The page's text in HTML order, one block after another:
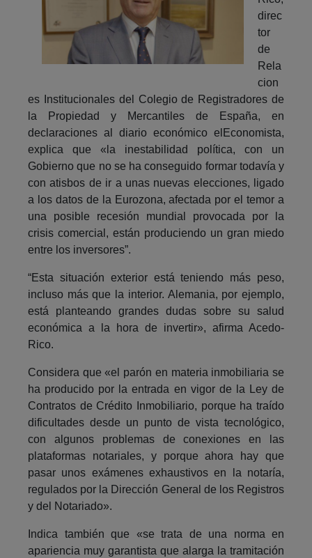
direc
tor
de
Rela
cion
es Institucionales del Colegio de Registradores de
la Propiedad y Mercantiles de España, en
declaraciones al diario económico elEconomista,
explica que «la inestabilidad política, con un
Gobierno que no se ha conseguido formar todavía y
con atisbos de ir a unas nuevas elecciones, ligado
a los datos de la Eurozona, afectada por el temor a
una posible recesión mundial provocada por la
crisis comercial, están produciendo un gran miedo
entre los inversores”.
“Esta situación exterior está teniendo más peso,
incluso más que la interior. Alemania, por ejemplo,
está planteando grandes dudas sobre su salud
económica a la hora de invertir», afirma Acedo-
Rico.
Considera que «el parón en materia inmobiliaria se
ha producido por la entrada en vigor de la Ley de
Contratos de Crédito Inmobiliario, porque ha traído
dificultades desde un punto de vista tecnológico,
con algunos problemas de conexiones en las
plataformas notariales, y porque ahora hay que
pasar unos exámenes exhaustivos en la notaría,
regulados por la Dirección General de los Registros
y del Notariado».
Indica también que «se trata de una norma en
apariencia muy garantista que alarga la tramitación